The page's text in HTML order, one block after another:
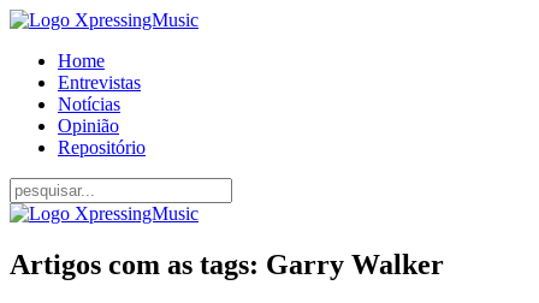
Home
Entrevistas
Notícias
Opinião
Repositório
Artigos com as tags: Garry Walker